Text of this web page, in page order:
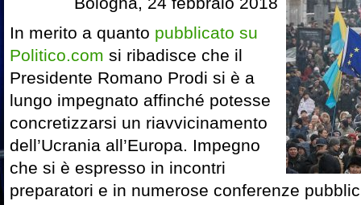
In merito a quanto pubblicato su
Politico.com si ribadisce che il
Presidente Romano Prodi si è a
lungo impegnato affinché potesse
concretizzarsi un riavvicinamento
dell’Ucrania all’Europa. Impegno
che si è espresso in incontri
preparatori e in numerose conferenze